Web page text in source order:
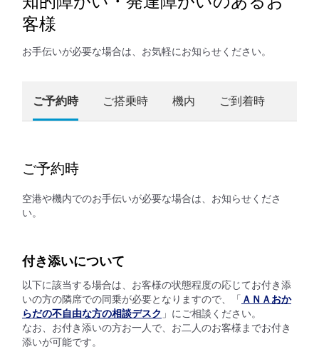
客様
お手伝いが必要な場合は、お気軽にお知らせください。
ご予約時 ご搭乗時 機内 ご到着時
ご予約時
空港や機内でのお手伝いが必要な場合は、お知らせくださ
い。
付き添いについて
以下に該当する場合は、お客様の状態程度の応じてお付き添
いの方の隣席での同乗が必要となりますので、「 ＡＮＡおか
らだの不自由な方の相談デスク 」にご相談ください。
なお、お付き添いの方お一人で、お二人のお客様までお付き
添いが可能です。